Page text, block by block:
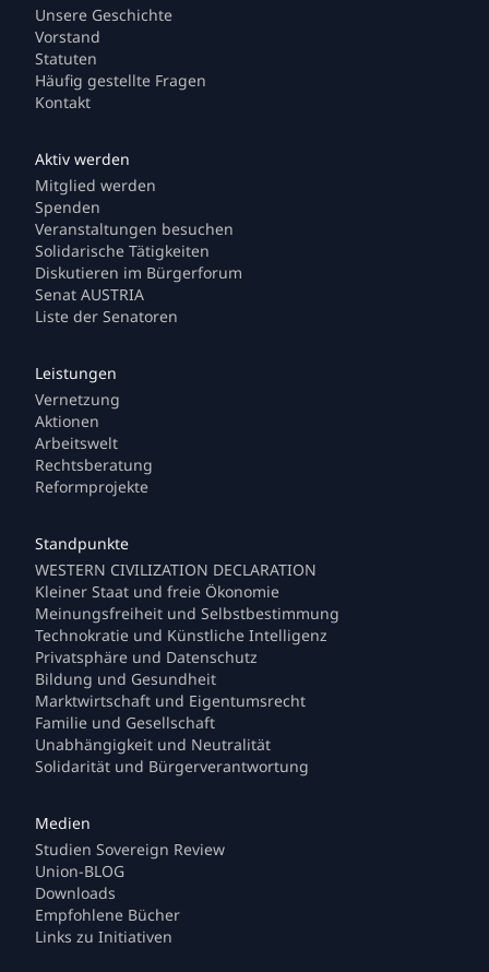
Unsere Geschichte
Vorstand
Statuten
Häufig gestellte Fragen
Kontakt
Mitglied werden
Spenden
Veranstaltungen besuchen
Solidarische Tätigkeiten
Diskutieren im Bürgerforum
Senat AUSTRIA
Liste der Senatoren
Vernetzung
Aktionen
Arbeitswelt
Rechtsberatung
Reformprojekte
WESTERN CIVILIZATION DECLARATION
Kleiner Staat und freie Ökonomie
Meinungsfreiheit und Selbstbestimmung
Technokratie und Künstliche Intelligenz
Privatsphäre und Datenschutz
Bildung und Gesundheit
Marktwirtschaft und Eigentumsrecht
Familie und Gesellschaft
Unabhängigkeit und Neutralität
Solidarität und Bürgerverantwortung
Studien Sovereign Review
Union-BLOG
Downloads
Empfohlene Bücher
Links zu Initiativen